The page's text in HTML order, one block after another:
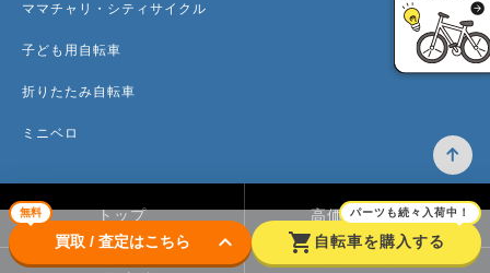
無料
買取 / 査定はこちら keyboard_arrow_down shopping_cart
パーツも続々入荷中！
自転車を購入する
ママチャリ・シティサイクル
子ども用自転車
折りたたみ自転車
ミニベロ
トップ 高価買取のワケ